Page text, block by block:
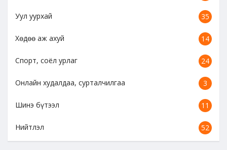
Уул уурхай 35
Хөдөө аж ахуй 14
Спорт, соёл урлаг 24
Онлайн худалдаа, сурталчилгаа 3
Шинэ бүтээл 11
Нийтлэл 52